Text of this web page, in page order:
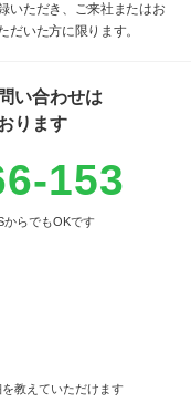
いただき、ご来社またはお
いた方に限ります。
い合わせは
ります
153
からでもOKです
教えていただけます